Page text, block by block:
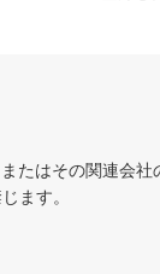
たはその関連会
ます。